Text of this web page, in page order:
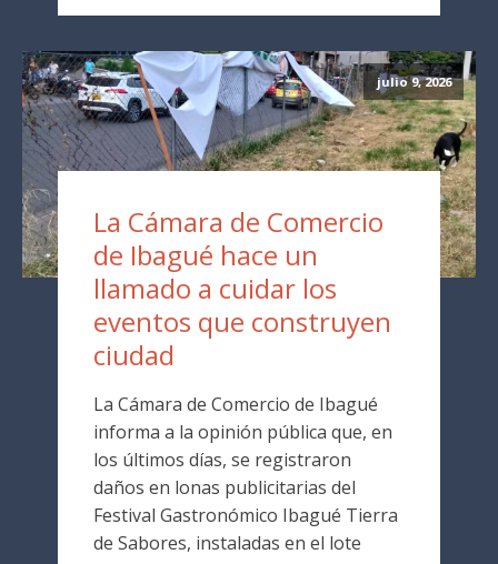
julio 9, 2026
La Cámara de Comercio
de Ibagué hace un
llamado a cuidar los
eventos que construyen
ciudad
La Cámara de Comercio de Ibagué
informa a la opinión pública que, en
los últimos días, se registraron
daños en lonas publicitarias del
Festival Gastronómico Ibagué Tierra
de Sabores, instaladas en el lote